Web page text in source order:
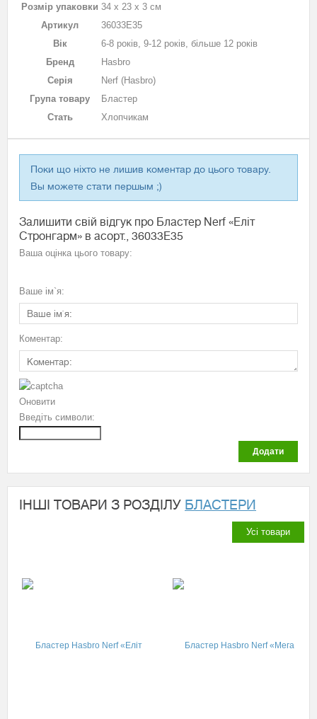
Розмір упаковки 34 х 23 х 3 см
Артикул
36033E35
Вік
6-8 років, 9-12 років, більше 12 років
Бренд
Hasbro
Серія
Nerf (Hasbro)
Група товару
Бластер
Стать
Хлопчикам
Поки що ніхто не лишив коментар до цього товару.
Вы можете стати першым ;)
Залишити свій відгук про Бластер Nerf «Еліт
Стронгарм» в асорт., 36033E35
Ваша оцінка цього товару:
Ваше ім`я:
Коментар:
Оновити
Введіть символи:
Додати
ІНШІ ТОВАРИ З РОЗДІЛУ БЛАСТЕРИ
Усі товари